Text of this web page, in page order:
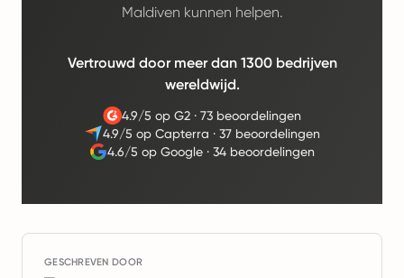
Maldiven kunnen helpen.
Vertrouwd door meer dan 1300 bedrijven
wereldwijd.
4.9/5 op G2· 73 beoordelingen
4.9/5 op Capterra · 37 beoordelingen
4.6/5 op Google ·34 beoordelingen
GESCHREVEN DOOR